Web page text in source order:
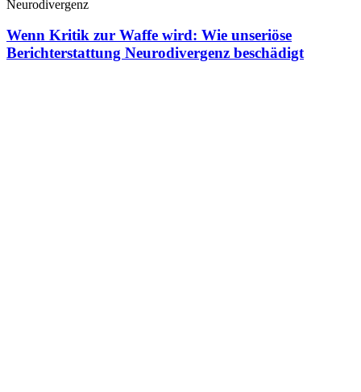
Neurodivergenz
Wenn Kritik zur Waffe wird: Wie unseriöse
Berichterstattung Neurodivergenz beschädigt